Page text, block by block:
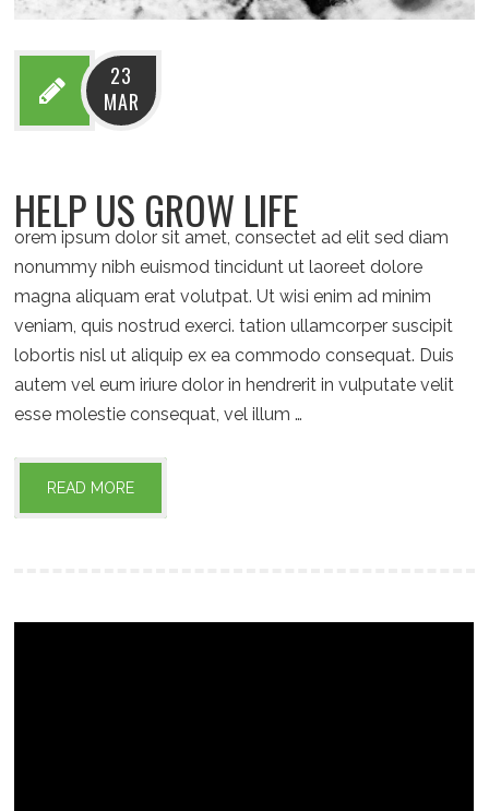
23
MAR
HELP US GROW LIFE
orem ipsum dolor sit amet, consectet ad elit sed diam
nonummy nibh euismod tincidunt ut laoreet dolore
magna aliquam erat volutpat. Ut wisi enim ad minim
veniam, quis nostrud exerci. tation ullamcorper suscipit
lobortis nisl ut aliquip ex ea commodo consequat. Duis
autem vel eum iriure dolor in hendrerit in vulputate velit
esse molestie consequat, vel illum …
READ MORE